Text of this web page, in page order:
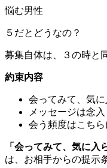
悩む男性
５だとどうなの？
募集自体は、３の時と
約束内容
会ってみて、気
メッセージは念入
会う頻度はこち
「会ってみて、気に入
は、お相手からの提示